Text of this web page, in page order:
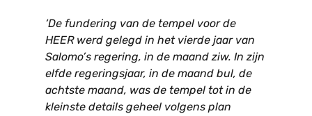
‘De fundering van de tempel voor de
HEER werd gelegd in het vierde jaar van
Salomo’s regering, in de maand ziw. In zijn
elfde regeringsjaar, in de maand bul, de
achtste maand, was de tempel tot in de
kleinste details geheel volgens plan